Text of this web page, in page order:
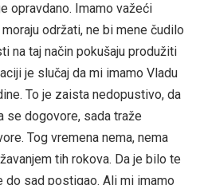
opravdano. Imamo važeći
održati, ne bi mene čudilo
na taj način pokušaju produžiti
je slučaj da mi imamo Vladu
To je zaista nedopustivo, da
se dogovore, sada traže
Tog vremena nema, nema
tih rokova. Da je bilo te
sad postigao. Ali mi imamo